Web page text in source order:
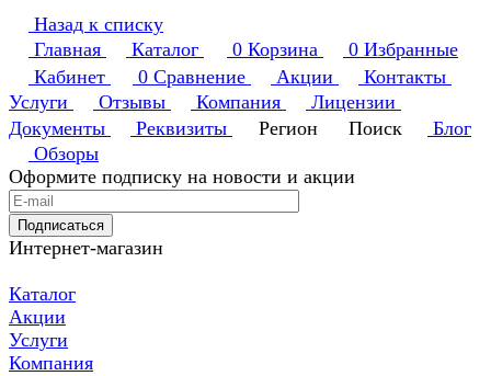
Назад к списку
Главная
Каталог 0 Корзина 0 Избранные
Кабинет
0 Сравнение Акции
Контакты
Услуги
Отзывы Компания
Лицензии
Документы
Реквизиты Регион Поиск
Блог
Обзоры
Оформите подписку на новости и акции
Подписаться
Интернет-магазин
Каталог
Акции
Услуги
Компания